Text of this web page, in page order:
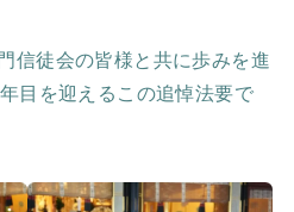
信徒会の皆様と共に歩みを進
目を迎えるこの追悼法要で